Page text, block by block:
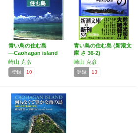
青い鳥の住む島
―Caohagan island
崎山 克彦
登録 10
青い鳥の住む島 (新潮文
庫 さ 36-2)
崎山 克彦
登録 13